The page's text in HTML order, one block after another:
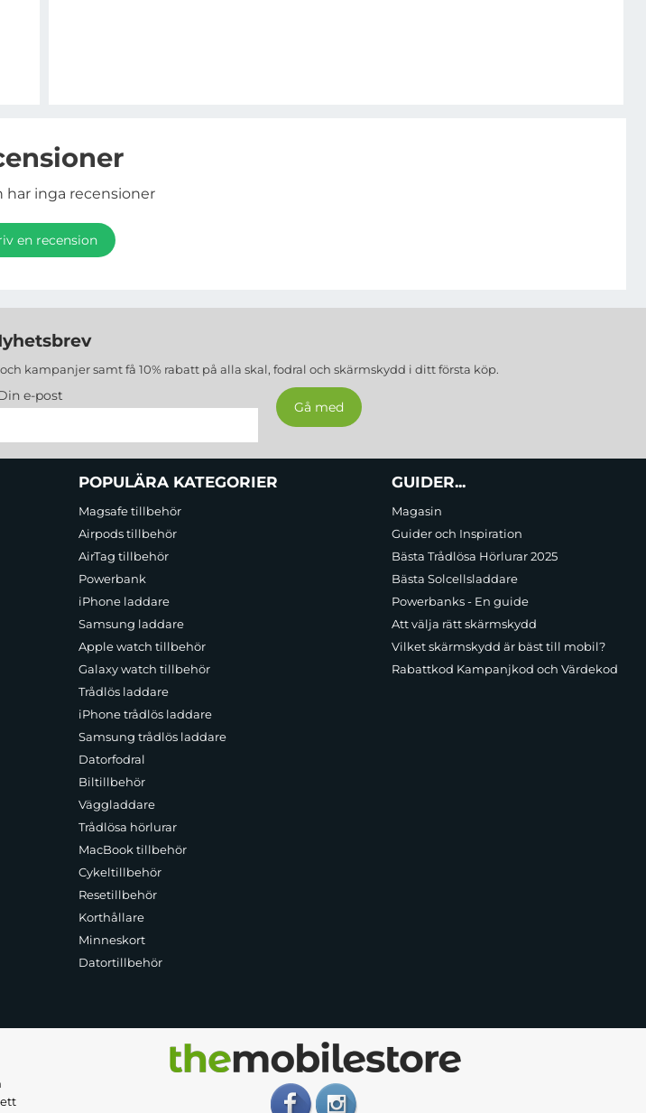
har inga recensioner
en recension
kampanjer samt få 10% rabatt på alla skal, fodral och skärmskydd i ditt första köp.
e-post
POPULÄRA KATEGORIER
Magsafe tillbehör
Airpods tillbehör
AirTag tillbehör
Powerbank
iPhone laddare
Samsung laddare
Apple watch tillbehör
Galaxy watch tillbehör
Trådlös laddare
iPhone trådlös laddare
Samsung trådlös laddare
Datorfodral
Biltillbehör
Väggladdare
Trådlösa hörlurar
MacBook tillbehör
Cykeltillbehör
Resetillbehör
Korthållare
Minneskort
Datortillbehör
GUIDER...
Magasin
Guider och Inspiration
Bästa Trådlösa Hörlurar 2025
Bästa Solcellsladdare
Powerbanks - En guide
Att välja rätt skärmskydd
Vilket skärmskydd är bäst till mobil?
Rabattkod Kampanjkod och Värdekod